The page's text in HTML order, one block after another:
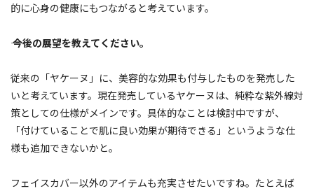
的に心身の健康にもつながると考えています。
―― 今後の展望を教えてください。
従来の「ヤケーヌ」に、美容的な効果も付与したものを発売した
いと考えています。現在発売しているヤケーヌは、純粋な紫外線対
策としての仕様がメインです。具体的なことは検討中ですが、
「付けていることで肌に良い効果が期待できる」というような仕
様も追加できないかと。
フェイスカバー以外のアイテムも充実させたいですね。たとえば